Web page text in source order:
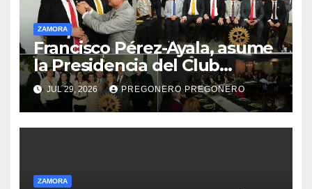
ZAMORA
Francisco Pérez-Ayala, asume
la Presidencia del Club
Rotario Zamora Industrial,
para el periodo 2026–2027
JUL 29, 2026 PREGONERO PREGONERO
ZAMORA